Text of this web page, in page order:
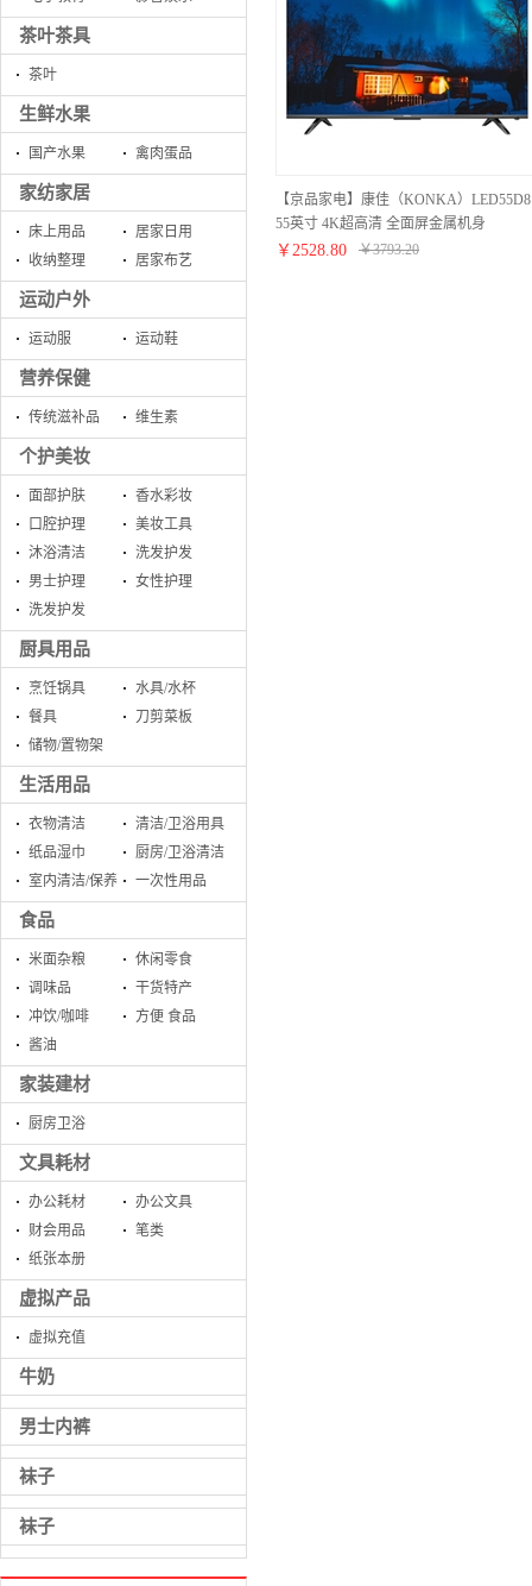
茶叶茶具
茶叶
生鲜水果
国产水果 禽肉蛋品
家纺家居
床上用品
居家日用
收纳整理
居家布艺
运动户外
运动服 运动鞋
营养保健
传统滋补品 维生素
个护美妆
面部护肤
香水彩妆
口腔护理
美妆工具
沐浴清洁
洗发护发
男士护理
女性护理
洗发护发
厨具用品
烹饪锅具
水具/水杯
餐具
刀剪菜板
储物/置物架
生活用品
衣物清洁
清洁/卫浴用具
纸品湿巾
厨房/卫浴清洁
室内清洁/保养
一次性用品
食品
米面杂粮
休闲零食
调味品
干货特产
冲饮/咖啡
方便 食品
酱油
家装建材
厨房卫浴
文具耗材
办公耗材
办公文具
财会用品
笔类
纸张本册
虚拟产品
虚拟充值
牛奶
男士内裤
袜子
袜子
【京品家电】康佳（KONKA）LED55D8
55英寸 4K超高清 全面屏金属机身
2GB+64GB大内存 AI智慧屏 智能教育电
￥ 2528.80 ￥3793.20